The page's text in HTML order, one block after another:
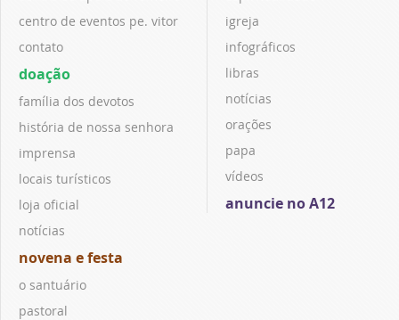
centro de eventos pe. vitor
contato
doação
família dos devotos
história de nossa senhora
imprensa
locais turísticos
loja oficial
notícias
novena e festa
o santuário
pastoral
igreja
infográficos
libras
notícias
orações
papa
vídeos
anuncie no A12